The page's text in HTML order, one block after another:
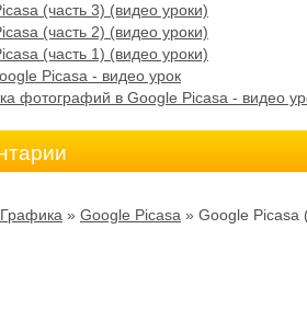
(часть 3) (видео уроки)
(часть 2) (видео уроки)
(часть 1) (видео уроки)
Picasa - видео урок
фотографий в Google Picasa - видео
Графика » Google Picasa » Google Picasa